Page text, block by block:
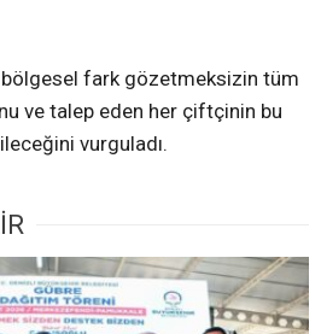
bölgesel fark gözetmeksizin tüm
ve talep eden her çiftçinin bu
vurguladı.